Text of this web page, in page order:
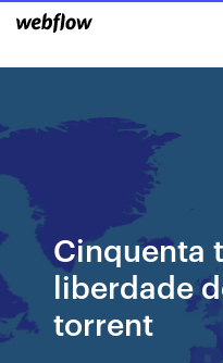
Cinquenta
liberdade
torrent